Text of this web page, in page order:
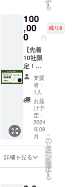
和8年11
月1日 5.
研修実
施団体
名：鹿
児島県
小売酒
販組合
ロテイ
ン（180
日分）
で、自
分を愛
せる理
想のカ
ラダを
手にし
ません
か？
なたの
会社を
紹介さ
せてい
ただき
ます。
※配信し
たス
トー
リーに
ついて
は、ハ
イライ
トとし
て残さ
せてい
ただき
ます。
を導入
いただ
ける企
業様を
募集し
ており
ます。
・卸価
格にて
茶乃美
プロテ
イン
（30日
分）15
袋分を
ご提供
させて
いただ
きま
す。 内
ンで
す。 ・
春は新
茶セッ
ト、夏
は冷茶
セット
など、
季節に
合わせ
た旬の
商品を
お届け
しま
す。 ※
お届け
する商
品につ
いて
は、弊
す
る
100
,00
0 円
残り9
【先着
10社限
定！法
人企業
様向
け！ク
ラファ
ン応援
スポン
サー募
集！】
内容 ・
堀口園
のクラ
ファン
応援ス
支援
者：
1人
お届
け予
定：
2024
年09
月
詳細を見る
こ
の
リ
タ
ー
ン
を
選
択
す
る